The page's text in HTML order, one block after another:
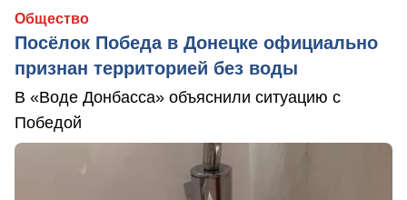
Общество
Посёлок Победа в Донецке официально
признан территорией без воды
В «Воде Донбасса» объяснили ситуацию с
Победой